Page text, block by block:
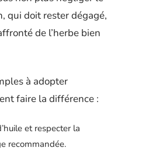
qui doit rester dégagé,
de l’herbe bien
à adopter
faire la différence :
et respecter la
recommandée.